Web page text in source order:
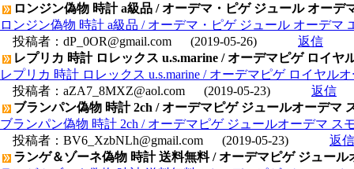
ロンジン偽物 時計 a級品 / オーデマ・ピゲ ジュール オーデ
ロンジン偽物 時計 a級品 / オーデマ・ピゲ ジュール オーデマ
投稿者： dP_0OR@gmail.com (2019-05-26)
返信
レプリカ 時計 ロレックス u.s.marine / オーデマピゲ ロイ
レプリカ 時計 ロレックス u.s.marine / オーデマピゲ ロイヤル
投稿者： aZA7_8MXZ@aol.com (2019-05-23)
返信
ブランパン偽物 時計 2ch / オーデマピゲ ジュールオーデ
ブランパン偽物 時計 2ch / オーデマピゲ ジュールオーデマ
投稿者： BV6_XzbNLh@gmail.com (2019-05-23)
返信
ランゲ＆ゾーネ偽物 時計 送料無料 / オーデマピゲ ジュー